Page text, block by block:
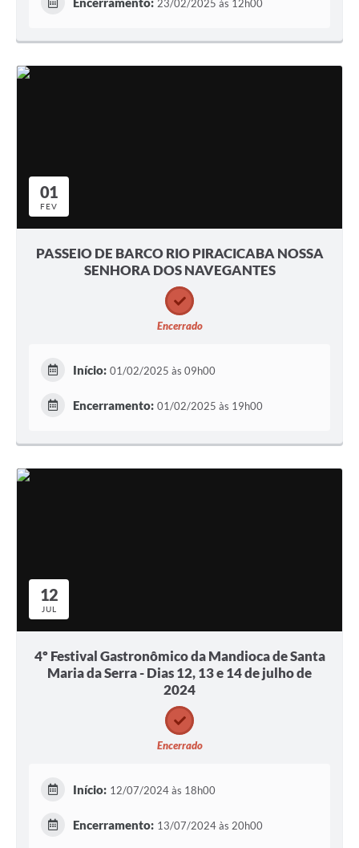
23/02/2025 às 12h00
01
FEV
PASSEIO DE BARCO RIO PIRACICABA NOSSA
SENHORA DOS NAVEGANTES
Encerrado
Início: 01/02/2025 às 09h00
Encerramento: 01/02/2025 às 19h00
12
JUL
4º Festival Gastronômico da Mandioca de Santa
Maria da Serra - Dias 12, 13 e 14 de julho de
2024
Encerrado
Início: 12/07/2024 às 18h00
Encerramento: 13/07/2024 às 20h00